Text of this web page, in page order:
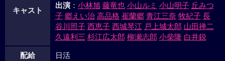
キャスト
出演： 小林旭 藤竜也 小山ルミ 小山明子 丘みつ
子 郷えい治 高品格 崔蘭郷 青江三奈 牧紀子 長
谷川照子 西恵子 西城琴江 戸上城太郎 山田禅二
久遠利三 杉江広太郎 柳瀬志郎 小柴隆 白井鋭
配給 日活